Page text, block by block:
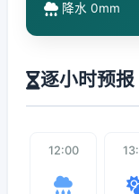
降水 0mm
逐小时预报
12:00